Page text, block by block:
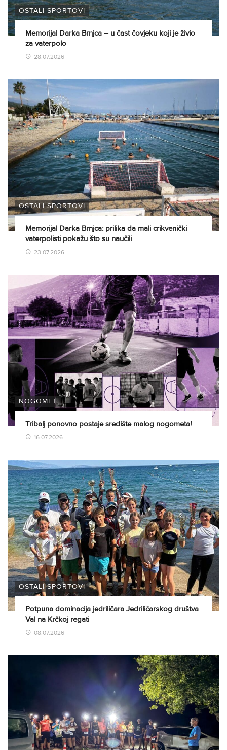
OSTALI SPORTOVI
Memorijal Darka Brnjca – u čast čovjeku koji je živio
za vaterpolo
28.07.2026
OSTALI SPORTOVI
Memorijal Darka Brnjca: prilika da mali crikvenički
vaterpolisti pokažu što su naučili
23.07.2026
NOGOMET
Tribalj ponovno postaje središte malog nogometa!
16.07.2026
OSTALI SPORTOVI
Potpuna dominacija jedriličara Jedriličarskog društva
Val na Krčkoj regati
08.07.2026